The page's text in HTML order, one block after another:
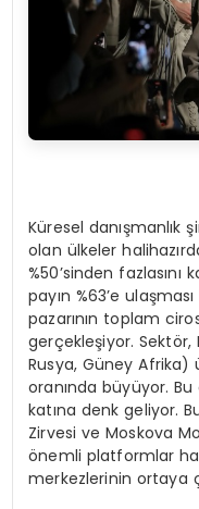
Küresel danışmanlık
olan ülkeler
%50’sinden fazlasını
payın %63’e
pazarının toplam
gerçekleşiyor. Sektör,
Rusya, Güney Afrika)
oranında büyüyor.
katına denk geliyor.
Zirvesi ve Moskova
önemli platformlar
merkezlerinin ortaya